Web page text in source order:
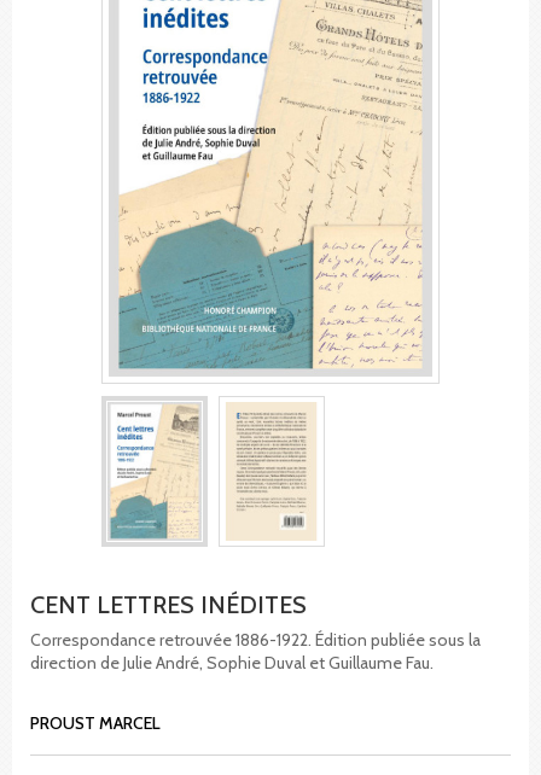
CENT LETTRES INÉDITES
Correspondance retrouvée 1886-1922. Édition publiée sous la
direction de Julie André, Sophie Duval et Guillaume Fau.
PROUST MARCEL